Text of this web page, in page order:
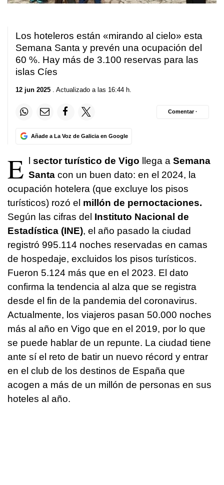
Los hoteleros están «mirando al cielo» esta
Semana Santa y prevén una ocupación del
60 %. Hay más de 3.100 reservas para las
islas Cíes
12 jun 2025 . Actualizado a las 16:44 h.
Añade a La Voz de Galicia en Google
Comentar ·
E l sector turístico de Vigo llega a Semana
Santa con un buen dato: en el 2024, la
ocupación hotelera (que excluye los pisos
turísticos) rozó el millón de pernoctaciones.
Según las cifras del Instituto Nacional de
Estadística (INE), el año pasado la ciudad
registró 995.114 noches reservadas en camas
de hospedaje, excluidos los pisos turísticos.
Fueron 5.124 más que en el 2023. El dato
confirma la tendencia al alza que se registra
desde el fin de la pandemia del coronavirus.
Actualmente, los viajeros pasan 50.000 noches
más al año en Vigo que en el 2019, por lo que
se puede hablar de un repunte. La ciudad tiene
ante sí el reto de batir un nuevo récord y entrar
en el club de los destinos de España que
acogen a más de un millón de personas en sus
hoteles al año.